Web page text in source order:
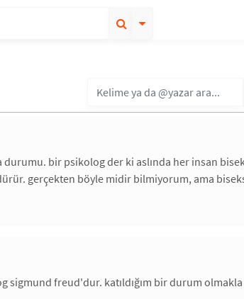
durumu. bir psikolog der ki aslında her insan
gerçekten böyle midir bilmiyorum, ama
sigmund freud'dur. katıldığım bir durum